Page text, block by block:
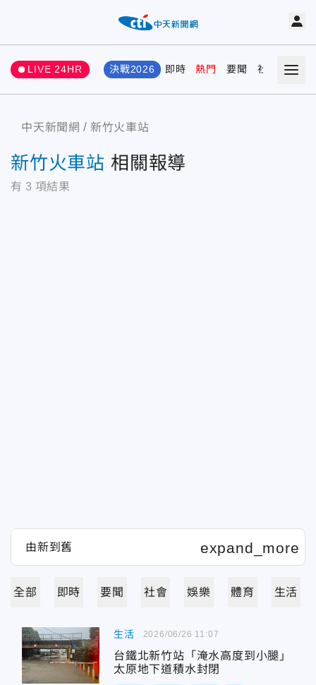
LIVE 24HR 決戰2026 即時 熱門 要聞 社會 娛樂
中天新聞網 新竹火車站
新竹火車站 相關報導
有 3 項結果
全部 即時 要聞 社會 娛樂 體育 生活
生活
台鐵北新竹站「淹水高度到小腿」
太原地下道積水封閉
2026/06/26 11:07